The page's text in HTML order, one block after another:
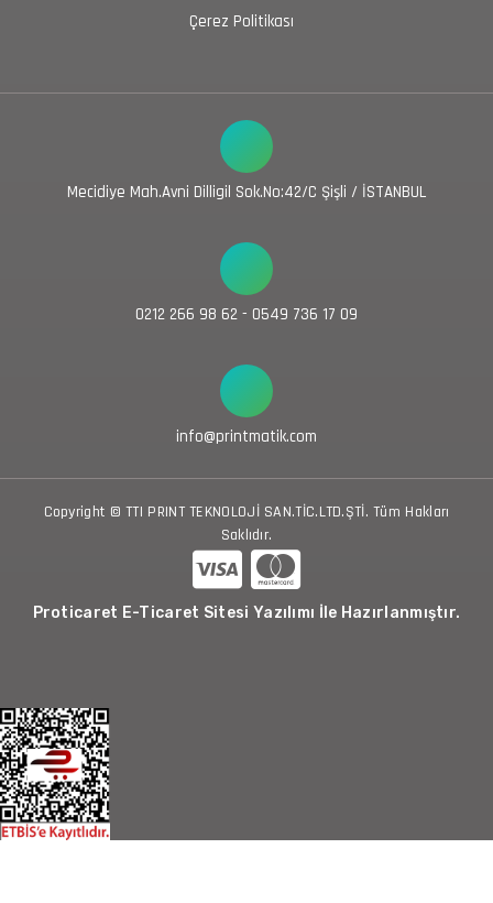
Çerez Politikası
Mecidiye Mah.Avni Dilligil Sok.No:42/C Şişli / İSTANBUL
0212 266 98 62 - 0549 736 17 09
info@printmatik.com
Copyright © TTI PRINT TEKNOLOJİ SAN.TİC.LTD.ŞTİ. Tüm Hakları
Saklıdır.
Proticaret E-Ticaret Sitesi Yazılımı İle Hazırlanmıştır.